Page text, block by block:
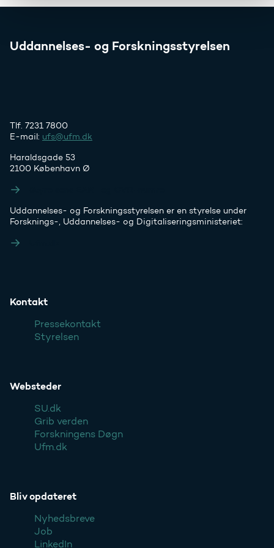
Uddannelses- og Forskningsstyrelsen
Tlf. 7231 7800
E-mail: ufs@ufm.dk
Haraldsgade 53
2100 København Ø
Uddannelses- og Forskningsstyrelsen er en styrelse under
Forsknings-, Uddannelses- og Digitaliseringsministeriet:
Kontakt
Pressekontakt
Styrelsen
Websteder
SU.dk
Grib verden
Forskningens Døgn
Ufm.dk
Bliv opdateret
Nyhedsbreve
Job
LinkedIn